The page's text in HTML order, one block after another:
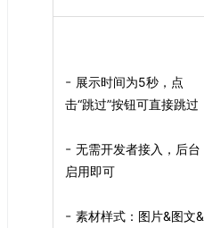
- 展示时间为5秒，点
击“跳过”按钮可直接跳过
- 无需开发者接入，后台
启用即可
- 素材样式：图片&图文&